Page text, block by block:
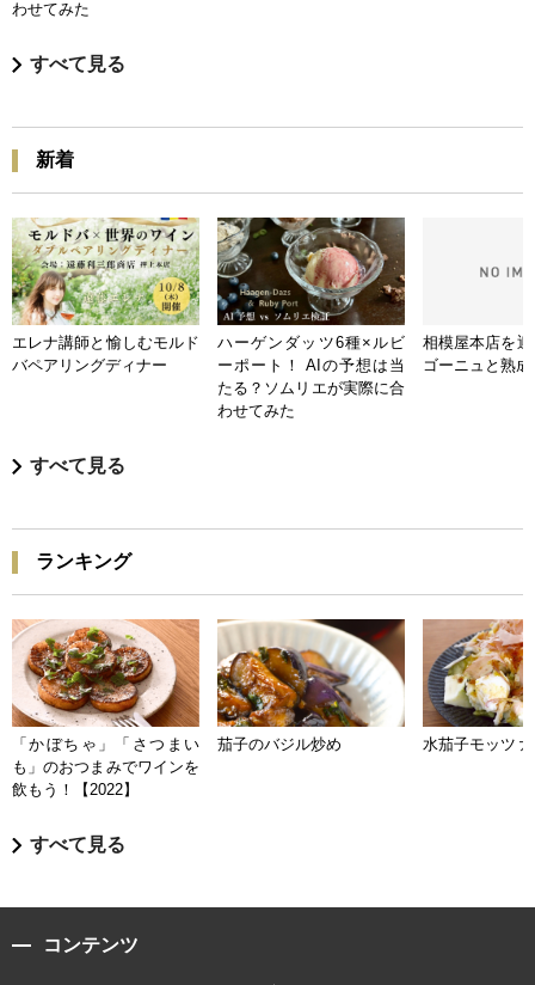
わせてみた
すべて見る
新着
エレナ講師と愉しむモルド
バペアリングディナー
ハーゲンダッツ6種×ルビ
ーポート！ AIの予想は当
たる？ソムリエが実際に合
わせてみた
相模屋本店を
ゴーニュと熟
すべて見る
ランキング
「かぼちゃ」「さつまい
も」のおつまみでワインを
飲もう！【2022】
茄子のバジル炒め 水茄子モッツァ
すべて見る
コンテンツ